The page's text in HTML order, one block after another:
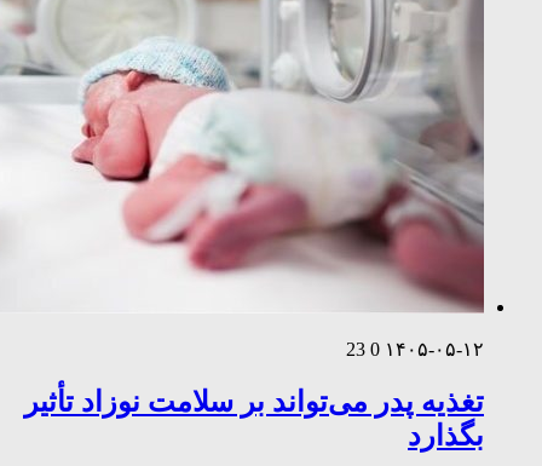
۱۴۰۵-۰۵-۱۲ 0
23
تغذیه پدر می‌تواند بر سلامت نوزاد تأثیر
بگذارد